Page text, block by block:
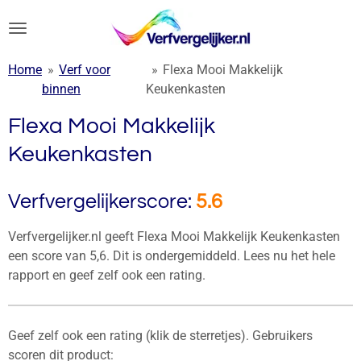
direct
de
hoofdinhoud
Home » Verf voor
binnen
» Flexa Mooi Makkelijk
Keukenkasten
Flexa Mooi Makkelijk
Keukenkasten
Verfvergelijkerscore: 5.6
Verfvergelijker.nl geeft Flexa Mooi Makkelijk Keukenkasten
een score van 5,6. Dit is ondergemiddeld. Lees nu het hele
rapport en geef zelf ook een rating.
Geef zelf ook een rating (klik de sterretjes). Gebruikers
scoren dit product: